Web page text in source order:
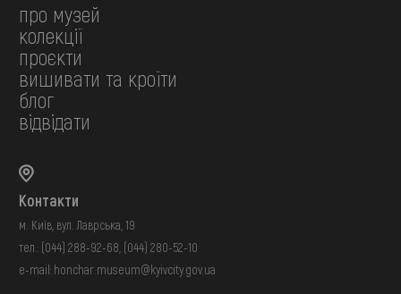
про музей
колекції
проєкти
вишивати та кроїти
блог
відвідати
Контакти
м. Київ, вул. Лаврська, 19
тел.: (044) 288-92-68 (044) 280-52-10
e-mail: honchar.museum@kyivcity.gov.ua